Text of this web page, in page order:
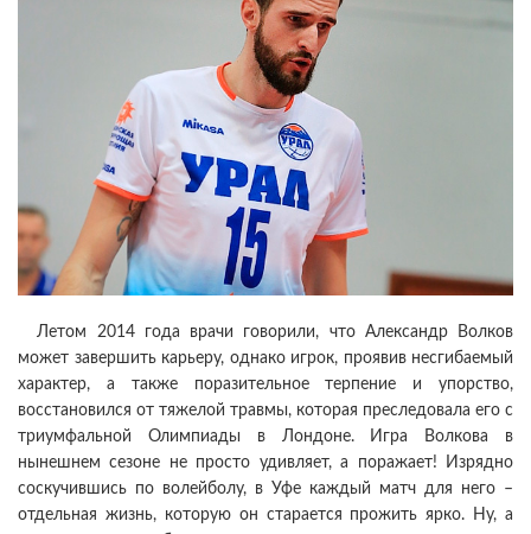
Летом 2014 года врачи говорили, что Александр Волков
может завершить карьеру, однако игрок, проявив несгибаемый
характер, а также поразительное терпение и упорство,
восстановился от тяжелой травмы, которая преследовала его с
триумфальной Олимпиады в Лондоне. Игра Волкова в
нынешнем сезоне не просто удивляет, а поражает! Изрядно
соскучившись по волейболу, в Уфе каждый матч для него –
отдельная жизнь, которую он старается прожить ярко. Ну, а